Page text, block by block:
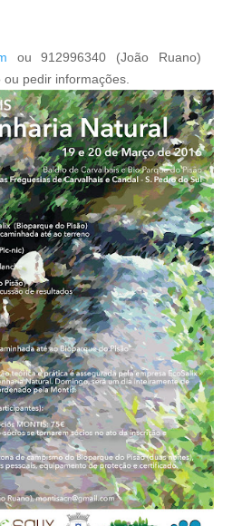
ou 912996340 (João Ruano)
pedir informações.